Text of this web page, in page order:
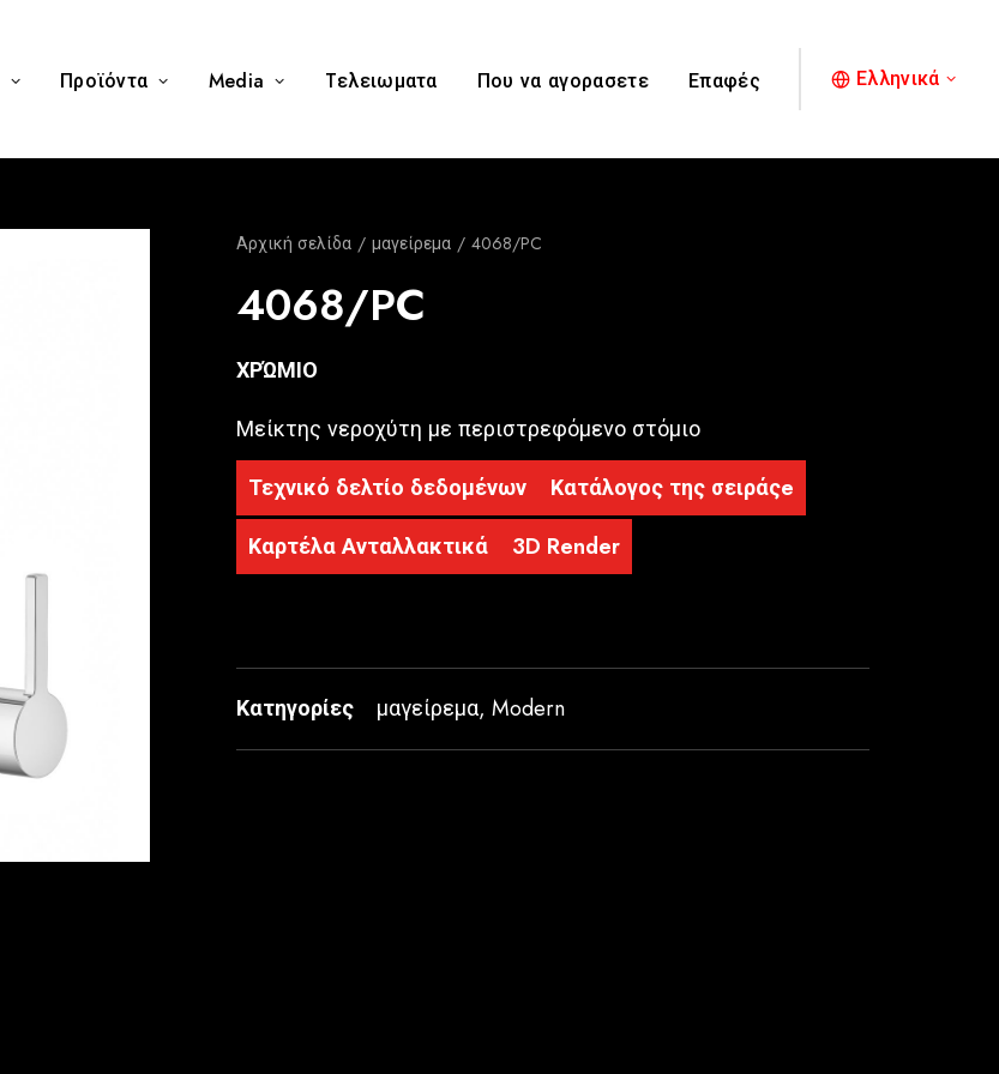
Προϊόντα Media Tελειωματα Που να αγορασετε Επαφές Ελληνικά
Αρχική σελίδα μαγείρεμα 4068/PC
4068/PC
ΧΡΏΜΙΟ
Μείκτης νεροχύτη με περιστρεφόμενο στόμιο
Τεχνικό δελτίο δεδομένων
Κατάλογος της σειράςe
Καρτέλα Ανταλλακτικά
3D Render
Κατηγορίες μαγείρεμα, Modern